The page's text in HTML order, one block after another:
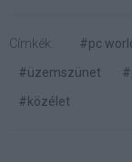
Címkék: #pc
#üzemszünet
#közélet